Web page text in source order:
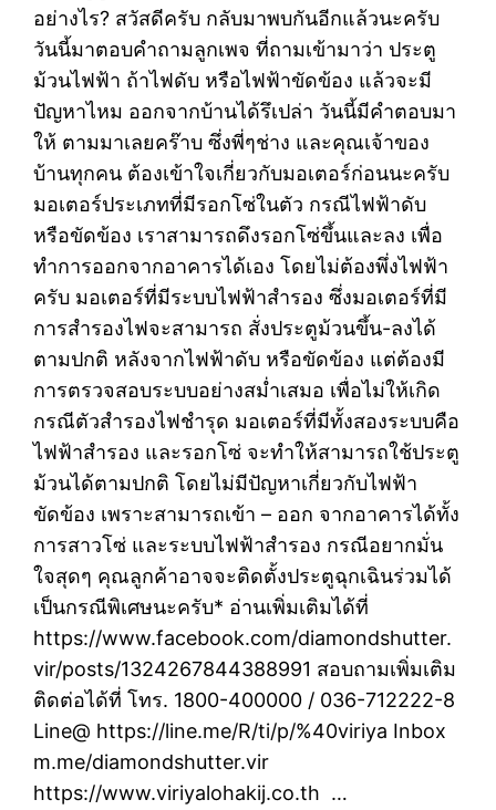
อย่างไร? สวัสดีครับ กลับมาพบกันอีกแล้วนะครับ
วันนี้มาตอบคำถามลูกเพจ ที่ถามเข้ามาว่า ประตู
ม้วนไฟฟ้า ถ้าไฟดับ หรือไฟฟ้าขัดข้อง แล้วจะมี
ปัญหาไหม ออกจากบ้านได้รึเปล่า วันนี้มีคำตอบมา
ให้ ตามมาเลยคร๊าบ ซึ่งพี่ๆช่าง และคุณเจ้าของ
บ้านทุกคน ต้องเข้าใจเกี่ยวกับมอเตอร์ก่อนนะครับ
มอเตอร์ประเภทที่มีรอกโซ่ในตัว กรณีไฟฟ้าดับ
หรือขัดข้อง เราสามารถดึงรอกโซ่ขึ้นและลง เพื่อ
ทำการออกจากอาคารได้เอง โดยไม่ต้องพึ่งไฟฟ้า
ครับ มอเตอร์ที่มีระบบไฟฟ้าสำรอง ซึ่งมอเตอร์ที่มี
การสำรองไฟจะสามารถ สั่งประตูม้วนขึ้น-ลงได้
ตามปกติ หลังจากไฟฟ้าดับ หรือขัดข้อง แต่ต้องมี
การตรวจสอบระบบอย่างสม่ำเสมอ เพื่อไม่ให้เกิด
กรณีตัวสำรองไฟชำรุด มอเตอร์ที่มีทั้งสองระบบคือ
ไฟฟ้าสำรอง และรอกโซ่ จะทำให้สามารถใช้ประตู
ม้วนได้ตามปกติ โดยไม่มีปัญหาเกี่ยวกับไฟฟ้า
ขัดข้อง เพราะสามารถเข้า – ออก จากอาคารได้ทั้ง
การสาวโซ่ และระบบไฟฟ้าสำรอง กรณีอยากมั่น
ใจสุดๆ คุณลูกค้าอาจจะติดตั้งประตูฉุกเฉินร่วมได้
เป็นกรณีพิเศษนะครับ* อ่านเพิ่มเติมได้ที่
https://www.facebook.com/diamondshutter.
vir/posts/1324267844388991 สอบถามเพิ่มเติม
ติดต่อได้ที่ โทร. 1800-400000 / 036-712222-8
Line@ https://line.me/R/ti/p/%40viriya Inbox
m.me/diamondshutter.vir
https://www.viriyalohakij.co.th …